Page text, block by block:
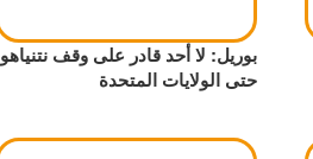
بوريل: لا أحد قادر على وقف نتنياهو
حتى الولايات المتحدة